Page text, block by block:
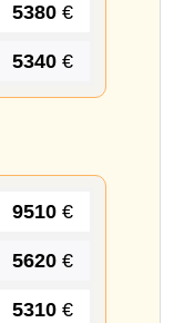
5380 €
5340 €
9510 €
5620 €
5310 €